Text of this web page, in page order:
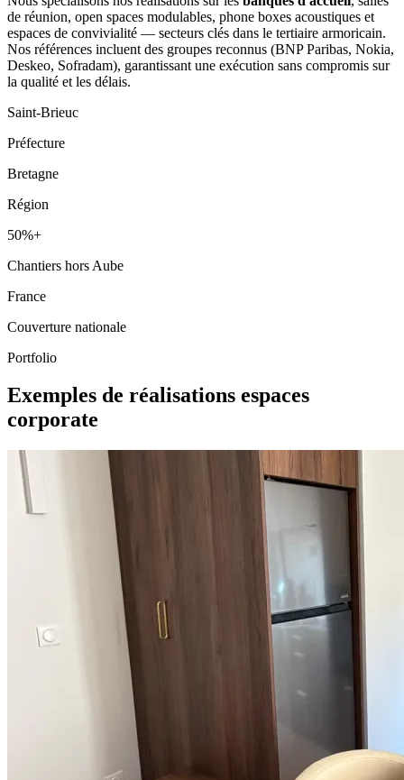
de réunion, open spaces modulables, phone boxes acoustiques et
espaces de convivialité — secteurs clés dans le tertiaire armoricain.
Nos références incluent des groupes reconnus (BNP Paribas, Nokia,
Deskeo, Sofradam), garantissant une exécution sans compromis sur
la qualité et les délais.
Saint-Brieuc
Préfecture
Bretagne
Région
50%+
Chantiers hors Aube
France
Couverture nationale
Portfolio
Exemples de réalisations espaces
corporate